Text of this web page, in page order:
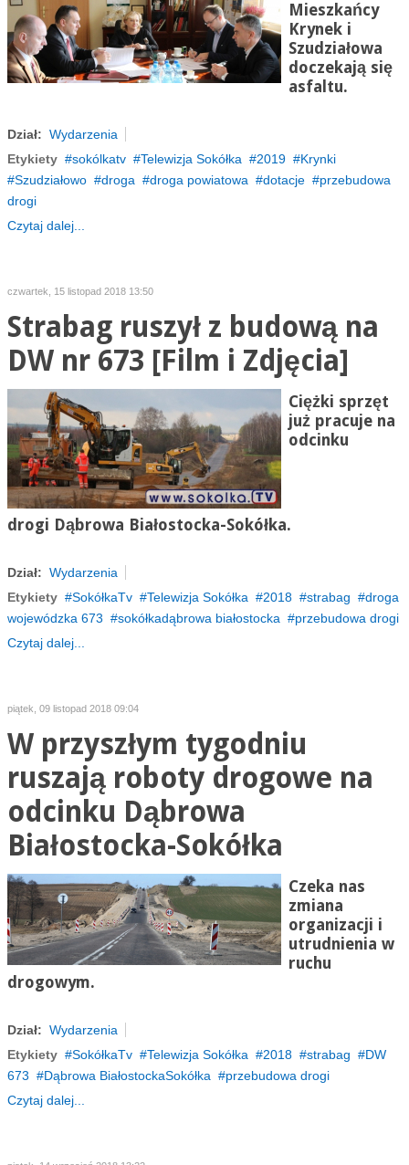
Mieszkańcy
Krynek i
Szudziałowa
doczekają się
asfaltu.
Dział: Wydarzenia
Etykiety
sokólkatv Telewizja Sokółka 2019
Krynki
Szudziałowo
droga droga powiatowa dotacje
przebudowa
drogi
Czytaj dalej...
czwartek, 15 listopad 2018 13:50
Strabag ruszył z budową na
DW nr 673 [Film i Zdjęcia]
Ciężki sprzęt
już pracuje na
odcinku
drogi Dąbrowa Białostocka-Sokółka.
Dział: Wydarzenia
Etykiety
SokółkaTv Telewizja Sokółka 2018 strabag
droga
wojewódzka 673
sokółkadąbrowa białostocka
przebudowa drogi
Czytaj dalej...
piątek, 09 listopad 2018 09:04
W przyszłym tygodniu
ruszają roboty drogowe na
odcinku Dąbrowa
Białostocka-Sokółka
Czeka nas
zmiana
organizacji i
utrudnienia w
ruchu
drogowym.
Dział: Wydarzenia
Etykiety
SokółkaTv Telewizja Sokółka 2018 strabag
DW
673
Dąbrowa BiałostockaSokółka
przebudowa drogi
Czytaj dalej...